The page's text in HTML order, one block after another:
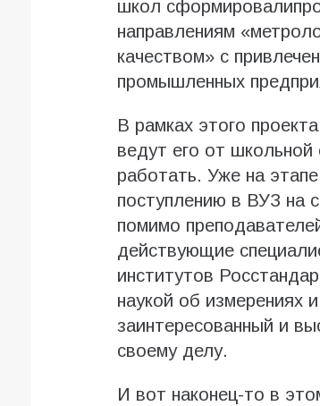
школ
направлениям
качеством» с
промышленных
В рамках этого
ведут его от
работать. Уже на
поступлению в ВУЗ на
помимо
действующие
институтов
наукой об измерениях
заинтересованный и
своему делу.
И вот наконец-то в